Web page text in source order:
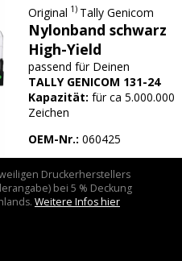
Original 1) Tally Genicom
Nylonband schwarz
High-Yield
passend für Deinen
TALLY GENICOM 131-24
Kapazität: für ca 5.000.000
Zeichen
OEM-Nr.: 060425
Druckerherstellers
bei 5 % Deckung
Weitere Infos hier